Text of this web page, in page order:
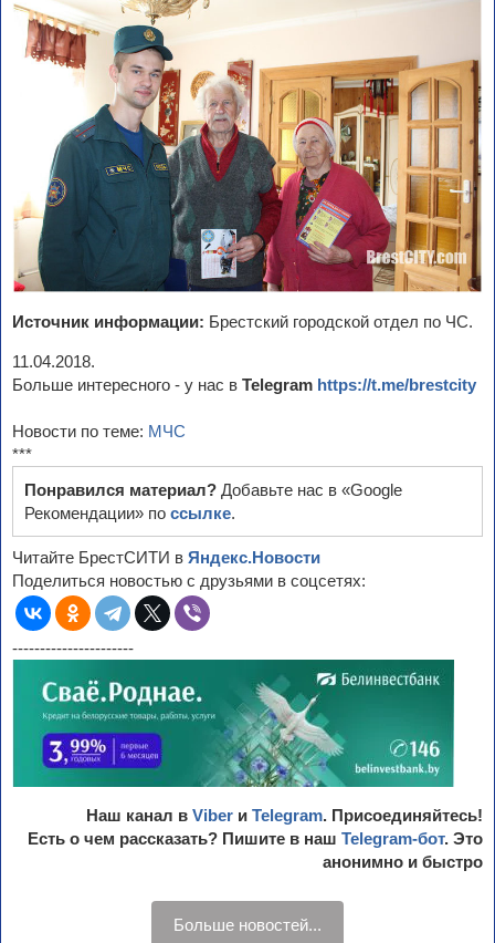
Источник информации: Брестский городской отдел по ЧС.
11.04.2018.
Больше интересного - у нас в Telegram https://t.me/brestcity
Новости по теме: МЧС
***
Понравился материал? Добавьте нас в «Google
Рекомендации» по ссылке.
Читайте БрестСИТИ в Яндекс.Новости
Поделиться новостью с друзьями в соцсетях:
----------------------
Наш канал в Viber и Telegram. Присоединяйтесь!
Есть о чем рассказать? Пишите в наш Telegram-бот. Это
анонимно и быстро
Больше новостей...